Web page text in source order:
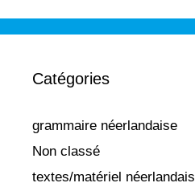
Catégories
grammaire néerlandaise
Non classé
textes/matériel néerlandais